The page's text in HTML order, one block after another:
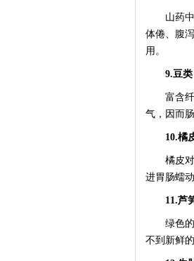
山药中含
体倦、腹
用。
9.豆类
富含纤维
气，因而
10.橘
橘皮对消
进胃肠蠕动
11.芦
绿色的芦
不到新鲜